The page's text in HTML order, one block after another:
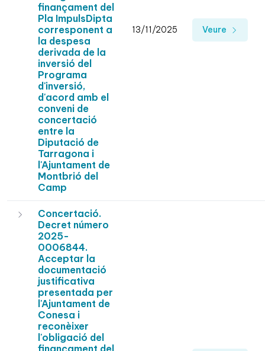
finançament del
Pla ImpulsDipta
corresponent a
la despesa
derivada de la
inversió del
Programa
d'inversió,
d'acord amb el
conveni de
concertació
entre la
Diputació de
Tarragona i
l'Ajuntament de
Montbrió del
Camp
13/11/2025 Veure
Concertació.
Decret número
2025-
0006844.
Acceptar la
documentació
justificativa
presentada per
l'Ajuntament de
Conesa i
reconèixer
l'obligació del